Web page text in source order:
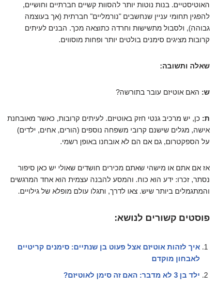
האוטיסטיים. בנות נוטות יותר להסוות קשיים חברתיים וחושיים,
להפגין תחומי עניין שנחשבים "נורמליים" חברתית (אך בעוצמה
גבוהה), ולסבול מתשישות וחרדה כתוצאה מכך. הבנים לעיתים
קרובות מציגים סימנים בולטים יותר ופחות מוסווים.
שאלה ותשובה:
ש: האם אוטיזם עובר בתורשה?
ת: כן, יש מרכיב גנטי חזק באוטיזם. לעיתים קרובות, כאשר מאובחנת
אישה, מגלים שישנם קרובי משפחה נוספים (הורים, אחים, ילדים)
על הספקטרום, גם אם הם לא אובחנו באופן רשמי.
אז אם אתם או מישהי שאתם מכירים חושדים שאולי יש כאן סיפור
נסתר, זכרו: ידע הוא כוח. והמסע להבנה עצמית הוא אחד המרגשים
והמתגמלים ביותר שיש. צאו לדרך, ותגלו עולם מופלא של גילויים.
פוסטים קשורים לנושא:
איך לזהות אוטיזם אצל פעוט בן שנתיים: סימנים קריטיים
לאבחון מוקדם
ילד בן 3 לא מדבר: האם זה סימן לאוטיזם?